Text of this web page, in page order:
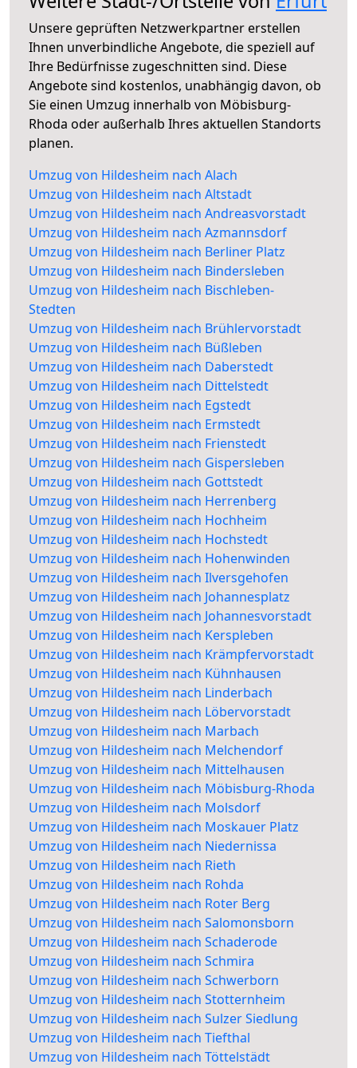
Unsere geprüften Netzwerkpartner erstellen
Ihnen unverbindliche Angebote, die speziell auf
Ihre Bedürfnisse zugeschnitten sind. Diese
Angebote sind kostenlos, unabhängig davon, ob
Sie einen Umzug innerhalb von Möbisburg-
Rhoda oder außerhalb Ihres aktuellen Standorts
planen.
Umzug von Hildesheim nach Alach
Umzug von Hildesheim nach Altstadt
Umzug von Hildesheim nach Andreasvorstadt
Umzug von Hildesheim nach Azmannsdorf
Umzug von Hildesheim nach Berliner Platz
Umzug von Hildesheim nach Bindersleben
Umzug von Hildesheim nach Bischleben-
Stedten
Umzug von Hildesheim nach Brühlervorstadt
Umzug von Hildesheim nach Büßleben
Umzug von Hildesheim nach Daberstedt
Umzug von Hildesheim nach Dittelstedt
Umzug von Hildesheim nach Egstedt
Umzug von Hildesheim nach Ermstedt
Umzug von Hildesheim nach Frienstedt
Umzug von Hildesheim nach Gispersleben
Umzug von Hildesheim nach Gottstedt
Umzug von Hildesheim nach Herrenberg
Umzug von Hildesheim nach Hochheim
Umzug von Hildesheim nach Hochstedt
Umzug von Hildesheim nach Hohenwinden
Umzug von Hildesheim nach Ilversgehofen
Umzug von Hildesheim nach Johannesplatz
Umzug von Hildesheim nach Johannesvorstadt
Umzug von Hildesheim nach Kerspleben
Umzug von Hildesheim nach Krämpfervorstadt
Umzug von Hildesheim nach Kühnhausen
Umzug von Hildesheim nach Linderbach
Umzug von Hildesheim nach Löbervorstadt
Umzug von Hildesheim nach Marbach
Umzug von Hildesheim nach Melchendorf
Umzug von Hildesheim nach Mittelhausen
Umzug von Hildesheim nach Möbisburg-Rhoda
Umzug von Hildesheim nach Molsdorf
Umzug von Hildesheim nach Moskauer Platz
Umzug von Hildesheim nach Niedernissa
Umzug von Hildesheim nach Rieth
Umzug von Hildesheim nach Rohda
Umzug von Hildesheim nach Roter Berg
Umzug von Hildesheim nach Salomonsborn
Umzug von Hildesheim nach Schaderode
Umzug von Hildesheim nach Schmira
Umzug von Hildesheim nach Schwerborn
Umzug von Hildesheim nach Stotternheim
Umzug von Hildesheim nach Sulzer Siedlung
Umzug von Hildesheim nach Tiefthal
Umzug von Hildesheim nach Töttelstädt